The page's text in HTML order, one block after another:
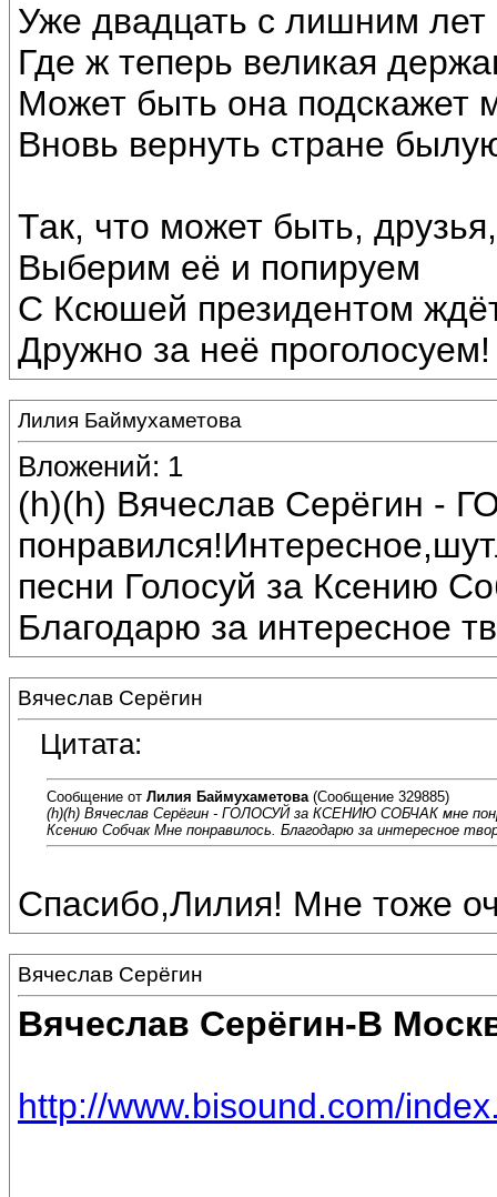
Уже двадцать с лишним лет
Где ж теперь великая
Может быть она подскажет
Вновь вернуть стране
Так, что может быть,
Выберим её и попируем
С Ксюшей президентом
Дружно за неё проголосуем!
Лилия Баймухаметова
Вложений: 1
(h)(h) Вячеслав Серёгин
песни Голосуй за Ксению
Благодарю за интересное
Вячеслав Серёгин
Цитата:
Сообщение от Лилия Баймухаметова (Сообщение 329885)
(h)(h) Вячеслав Серёгин - ГОЛОСУЙ за КСЕНИЮ СОБЧАК мне
Ксению Собчак Мне понравилось. Благодарю за интересное
Спасибо,Лилия! Мне тоже
Вячеслав Серёгин
Вячеслав Серёгин-В
http://www.bisound.com/